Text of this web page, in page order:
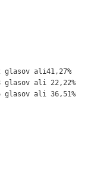
ali41,27%
ali 22,22%
ali 36,51%